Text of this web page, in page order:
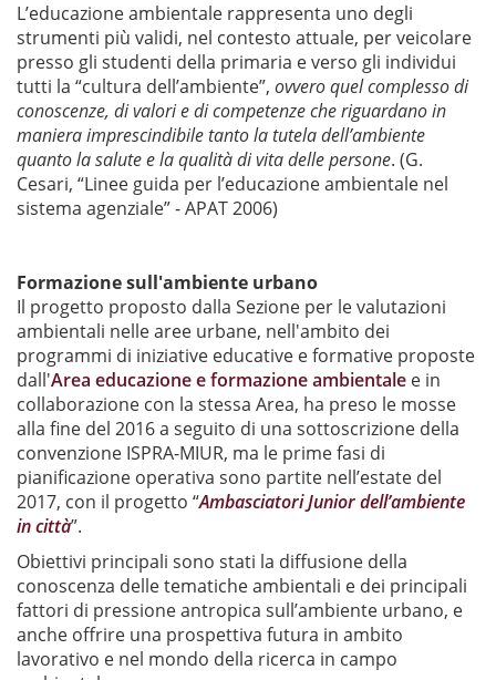
L’educazione ambientale rappresenta uno degli
strumenti più validi, nel contesto attuale, per veicolare
presso gli studenti della primaria e verso gli individui
tutti la “cultura dell’ambiente”, ovvero quel complesso di
conoscenze, di valori e di competenze che riguardano in
maniera imprescindibile tanto la tutela dell’ambiente
quanto la salute e la qualità di vita delle persone. (G.
Cesari, “Linee guida per l’educazione ambientale nel
sistema agenziale” - APAT 2006)
Formazione sull'ambiente urbano
Il progetto proposto dalla Sezione per le valutazioni
ambientali nelle aree urbane, nell'ambito dei
programmi di iniziative educative e formative proposte
dall'Area educazione e formazione ambientale e in
collaborazione con la stessa Area, ha preso le mosse
alla fine del 2016 a seguito di una sottoscrizione della
convenzione ISPRA-MIUR, ma le prime fasi di
pianificazione operativa sono partite nell’estate del
2017, con il progetto “Ambasciatori Junior dell’ambiente
in città”.
Obiettivi principali sono stati la diffusione della
conoscenza delle tematiche ambientali e dei principali
fattori di pressione antropica sull’ambiente urbano, e
anche offrire una prospettiva futura in ambito
lavorativo e nel mondo della ricerca in campo